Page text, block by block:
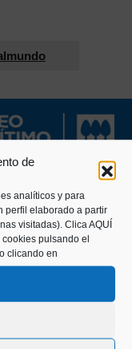
de
analíticos y para
perfil elaborado a partir
visitadas). Clica AQUÍ
pulsando el
clicando en